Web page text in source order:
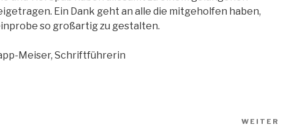
Ein Dank geht an alle die mitgeholfen haben,
so großartig zu gestalten.
Meiser, Schriftführerin
WEITER